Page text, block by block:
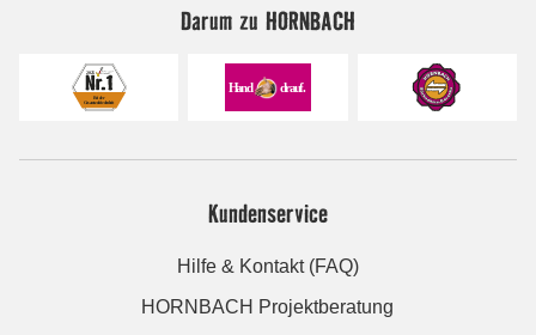
Darum zu HORNBACH
Kundenservice
Hilfe & Kontakt (FAQ)
HORNBACH Projektberatung